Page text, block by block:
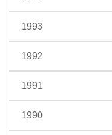
1993
1992
1991
1990